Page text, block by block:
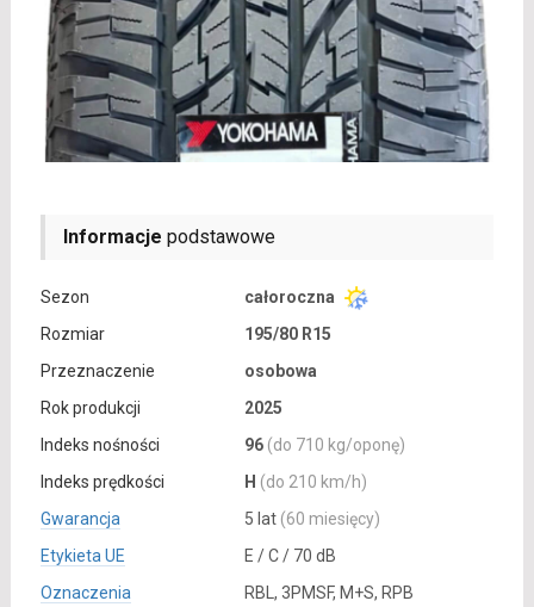
Informacje podstawowe
Sezon
całoroczna
Rozmiar
195/80 R15
Przeznaczenie
osobowa
Rok produkcji
2025
Indeks nośności
96 (do 710 kg/oponę)
Indeks prędkości
H (do 210 km/h)
Gwarancja
5 lat (60 miesięcy)
Etykieta UE
E / C / 70 dB
Oznaczenia
RBL, 3PMSF, M+S, RPB